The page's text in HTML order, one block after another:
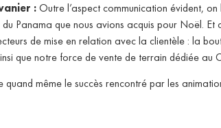
:Outre l’aspect communication évident,
Panama que nous avions acquis pour Noël. Et
de mise en relation avec la clientèle : la
que notre force de vente de terrain dédiée au
quand même le succès rencontré par les